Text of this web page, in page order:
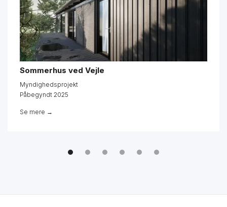
Sommerhus ved Vejle
Myndighedsprojekt
Påbegyndt 2025
Se mere →